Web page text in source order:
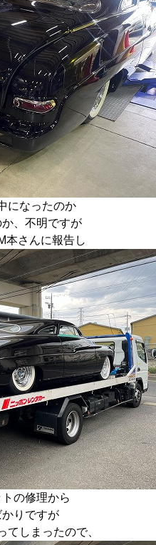
になったのか
、不明ですが
本さんに報告し
の修理から
りですが
てしまったので、